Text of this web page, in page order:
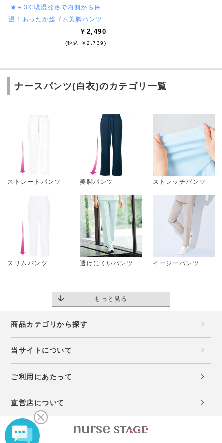
★＋3℃吸湿発熱で内側から保
温！あったか総ゴム美脚パンツ
￥2,490
(税込 ￥2,739)
ナースパンツ(白衣)のカテゴリ一覧
ストレートパンツ 美脚パンツ ストレッチパンツ
スリムパンツ 透けにくいパンツ イージーパンツ
もっと見る
商品カテゴリから探す
当サイトについて
ご利用にあたって
直営店について